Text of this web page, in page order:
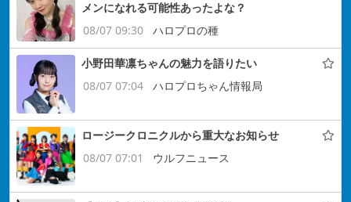
メンになれる可能性あったよな？
08/07 09:30
ハロプロの種
小野田華凛ちゃんの魅力を語りたい
08/07 07:04
ハロプロちゃん情報局
ロージークロニクルから重大なお知らせ
08/07 07:01
ウルフニュース